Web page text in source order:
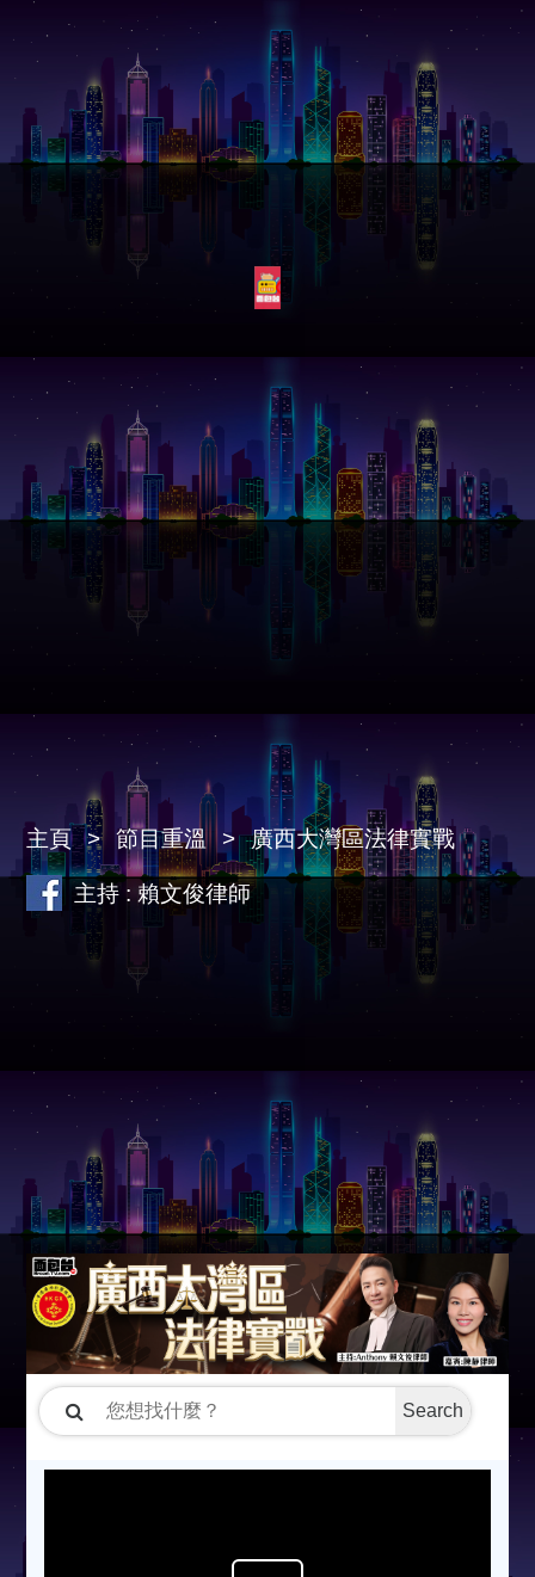
主頁 節目重溫 廣西大灣區法律實戰
主持 : 賴文俊律師
Search